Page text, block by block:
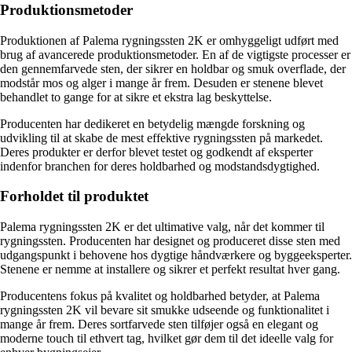
Produktionsmetoder
Produktionen af Palema rygningssten 2K er omhyggeligt udført med
brug af avancerede produktionsmetoder. En af de vigtigste processer er
den gennemfarvede sten, der sikrer en holdbar og smuk overflade, der
modstår mos og alger i mange år frem. Desuden er stenene blevet
behandlet to gange for at sikre et ekstra lag beskyttelse.
Producenten har dedikeret en betydelig mængde forskning og
udvikling til at skabe de mest effektive rygningssten på markedet.
Deres produkter er derfor blevet testet og godkendt af eksperter
indenfor branchen for deres holdbarhed og modstandsdygtighed.
Forholdet til produktet
Palema rygningssten 2K er det ultimative valg, når det kommer til
rygningssten. Producenten har designet og produceret disse sten med
udgangspunkt i behovene hos dygtige håndværkere og byggeeksperter.
Stenene er nemme at installere og sikrer et perfekt resultat hver gang.
Producentens fokus på kvalitet og holdbarhed betyder, at Palema
rygningssten 2K vil bevare sit smukke udseende og funktionalitet i
mange år frem. Deres sortfarvede sten tilføjer også en elegant og
moderne touch til ethvert tag, hvilket gør dem til det ideelle valg for